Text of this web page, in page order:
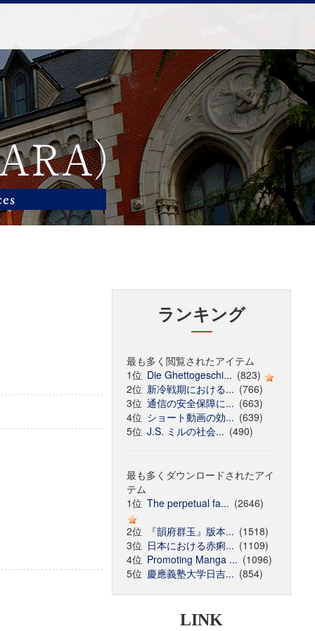
ランキング
最も多く閲覧されたアイテム
1位 Die Ghettogeschi... (823)
2位 新冷戦期における... (766)
3位 通信の安全保障に... (663)
4位 ショート動画の効... (639)
5位 J.S. ミルの社会... (490)
最も多くダウンロードされたアイ
テム
1位 The perpetual fa... (2646)
2位
『韻府群玉』版本... (1518)
3位 日本における赤痢... (1109)
4位 Promoting Manga ... (1096)
5位 慶應義塾大学日吉... (854)
LINK